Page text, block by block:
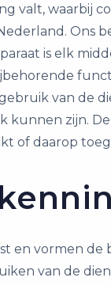
valt, waarbij
Ons
is elk
van de
kunnen zijn.
of daarop
en vormen
van de